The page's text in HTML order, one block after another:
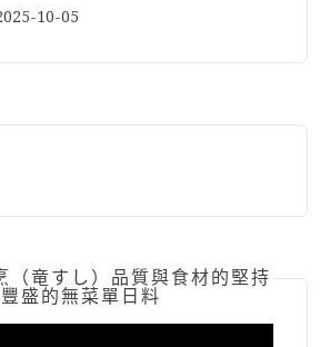
10-05
竜すし）品質與食材的堅持
豐盛的無菜單日料